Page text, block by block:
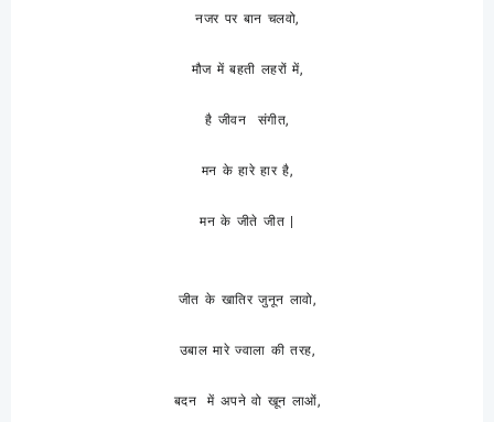
नजर पर बान चलवो,
मौज में बहती लहरों में,
है जीवन संगीत,
मन के हारे हार है,
मन के जीते जीत |
जीत के खातिर जुनून लावो,
उबाल मारे ज्वाला की तरह,
बदन में अपने वो खून लाओं,